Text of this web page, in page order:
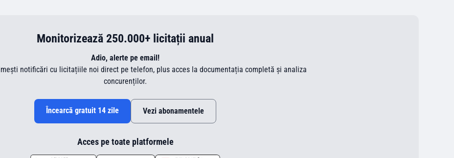
Monitorizează 250.000+ licitații anual
Adio, alerte pe email!
notificări cu licitațiile noi direct pe telefon, plus acces la documentația completă și analiza
concurenților.
Încearcă gratuit 14 zile Vezi abonamentele
Acces pe toate platformele